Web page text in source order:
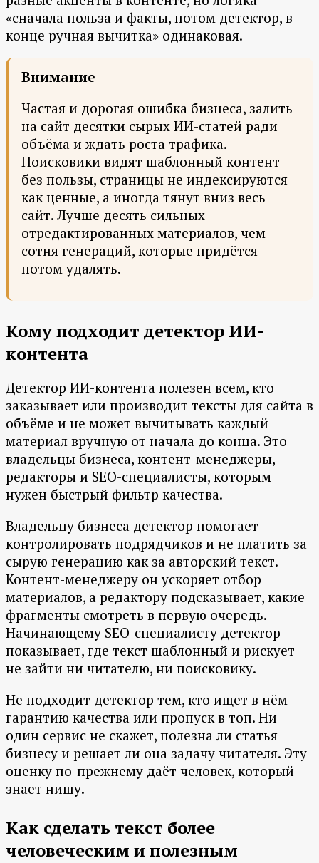
«сначала польза и факты, потом детектор, в
конце ручная вычитка» одинаковая.
Внимание
Частая и дорогая ошибка бизнеса, залить
на сайт десятки сырых ИИ-статей ради
объёма и ждать роста трафика.
Поисковики видят шаблонный контент
без пользы, страницы не индексируются
как ценные, а иногда тянут вниз весь
сайт. Лучше десять сильных
отредактированных материалов, чем
сотня генераций, которые придётся
потом удалять.
Кому подходит детектор ИИ-
контента
Детектор ИИ-контента полезен всем, кто
заказывает или производит тексты для сайта в
объёме и не может вычитывать каждый
материал вручную от начала до конца. Это
владельцы бизнеса, контент-менеджеры,
редакторы и SEO-специалисты, которым
нужен быстрый фильтр качества.
Владельцу бизнеса детектор помогает
контролировать подрядчиков и не платить за
сырую генерацию как за авторский текст.
Контент-менеджеру он ускоряет отбор
материалов, а редактору подсказывает, какие
фрагменты смотреть в первую очередь.
Начинающему SEO-специалисту детектор
показывает, где текст шаблонный и рискует
не зайти ни читателю, ни поисковику.
Не подходит детектор тем, кто ищет в нём
гарантию качества или пропуск в топ. Ни
один сервис не скажет, полезна ли статья
бизнесу и решает ли она задачу читателя. Эту
оценку по-прежнему даёт человек, который
знает нишу.
Как сделать текст более
человеческим и полезным